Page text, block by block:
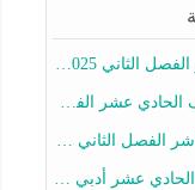
2025-2026
الثاني 2025-2026
الثاني 2025-2026
الثاني 2025-2026